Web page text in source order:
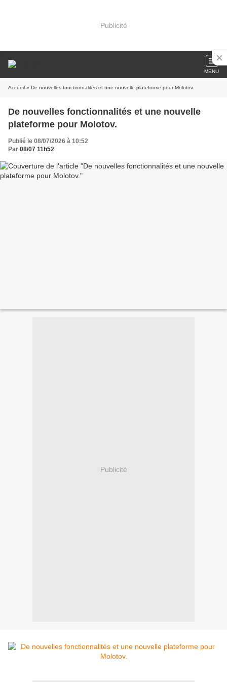
Publicité
MENU
Accueil » De nouvelles fonctionnalités et une nouvelle plateforme pour Molotov.
De nouvelles fonctionnalités et une nouvelle
plateforme pour Molotov.
Publié le 08/07/2026 à 10:52
Par 08/07 11h52
Publicité